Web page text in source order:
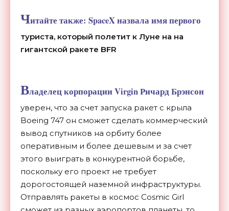
Читайте также: SpaceX назвала имя первого
туриста, который полетит к Луне на на
гигантской ракете BFR
Владелец корпорации Virgin Ричард Брэнсон
уверен, что за счет запуска ракет с крыла
Boeing 747 он сможет сделать коммерческий
вывод спутников на орбиту более
оперативным и более дешевым и за счет
этого выиграть в конкурентной борьбе,
поскольку его проект не требует
дорогостоящей наземной инфраструктуры.
Отправлять ракеты в космос Cosmic Girl